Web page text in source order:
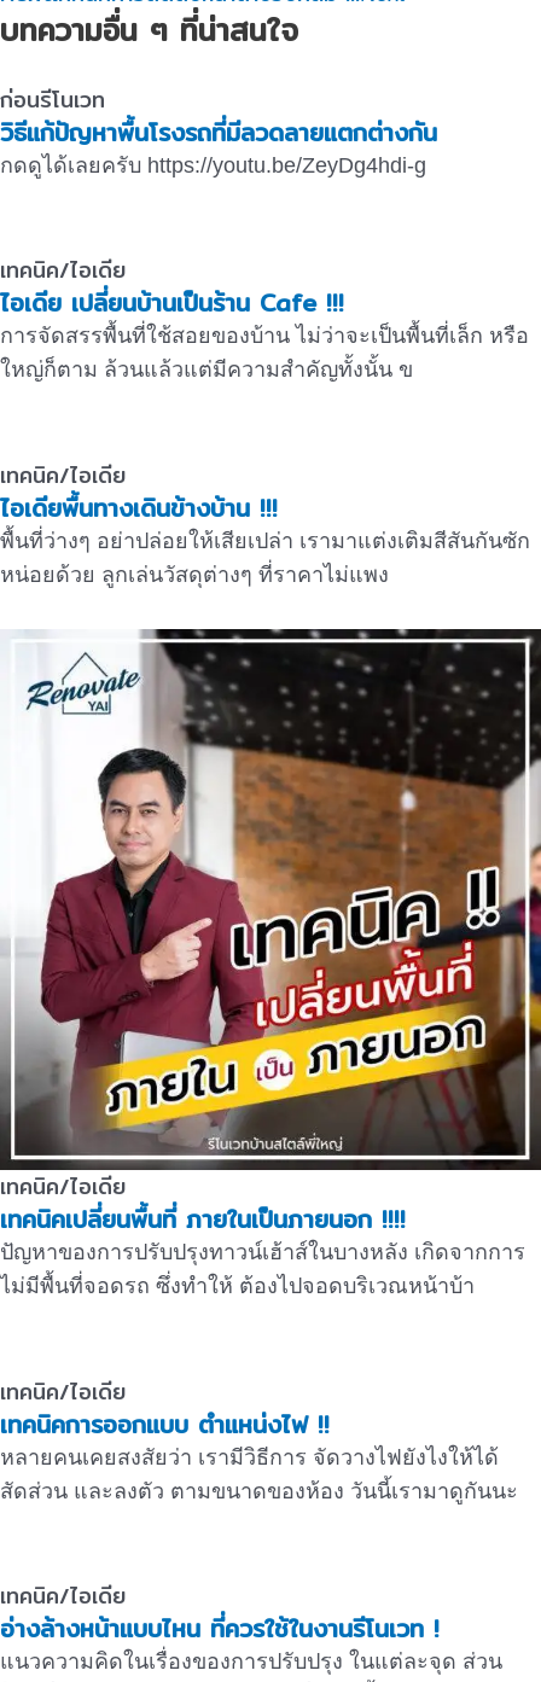
บทความอื่น ๆ ที่น่าสนใจ
ก่อนรีโนเวท
วิธีแก้ปัญหาพื้นโรงรถที่มีลวดลายแตกต่างกัน
กดดูได้เลยครับ https://youtu.be/ZeyDg4hdi-g
เทคนิค/ไอเดีย
ไอเดีย เปลี่ยนบ้านเป็นร้าน Cafe !!!
การจัดสรรพื้นที่ใช้สอยของบ้าน ไม่ว่าจะเป็นพื้นที่เล็ก หรือ
ใหญ่ก็ตาม ล้วนแล้วแต่มีความสำคัญทั้งนั้น ข
เทคนิค/ไอเดีย
ไอเดียพื้นทางเดินข้างบ้าน !!!
พื้นที่ว่างๆ อย่าปล่อยให้เสียเปล่า เรามาแต่งเติมสีสันกันซัก
หน่อยด้วย ลูกเล่นวัสดุต่างๆ ที่ราคาไม่แพง
เทคนิค/ไอเดีย
เทคนิคเปลี่ยนพื้นที่ ภายในเป็นภายนอก !!!!
ปัญหาของการปรับปรุงทาวน์เฮ้าส์ในบางหลัง เกิดจากการ
ไม่มีพื้นที่จอดรถ ซึ่งทำให้ ต้องไปจอดบริเวณหน้าบ้า
เทคนิค/ไอเดีย
เทคนิคการออกแบบ ตำแหน่งไฟ !!
หลายคนเคยสงสัยว่า เรามีวิธีการ จัดวางไฟยังไงให้ได้
สัดส่วน และลงตัว ตามขนาดของห้อง วันนี้เรามาดูกันนะ
เทคนิค/ไอเดีย
อ่างล้างหน้าแบบไหน ที่ควรใช้ในงานรีโนเวท !
แนวความคิดในเรื่องของการปรับปรุง ในแต่ละจุด ส่วน